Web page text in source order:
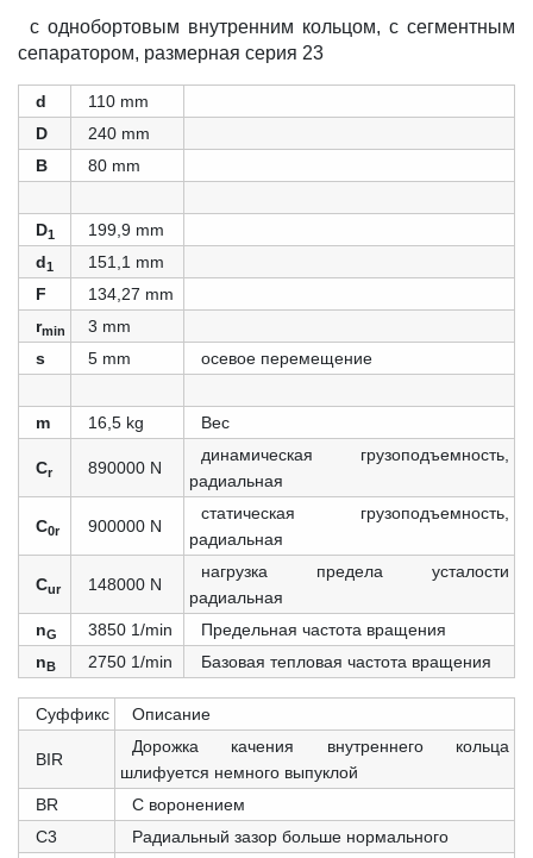
с однобортовым внутренним кольцом, с сегментным
сепаратором, размерная серия 23
d
110 mm
D
240 mm
B
80 mm
D1
199,9 mm
d1
151,1 mm
F
134,27 mm
rmin
3 mm
s
5 mm осевое перемещение
m 16,5 kg Вес
Cr 890000 N
динамическая грузоподъемность,
радиальная
C0r 900000 N
статическая грузоподъемность,
радиальная
Cur 148000 N
нагрузка предела усталости
радиальная
nG 3850 1/min
Предельная частота вращения
nB 2750 1/min Базовая тепловая частота вращения
Суффикс Описание
BIR
Дорожка качения внутреннего кольца
шлифуется немного выпуклой
BR
С воронением
С3
Радиальный зазор больше нормального